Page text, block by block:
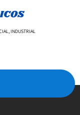
INDUSTRIAL